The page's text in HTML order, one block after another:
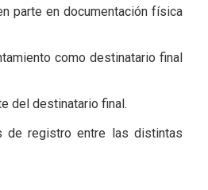
parte en documentación física
como destinatario final
del destinatario final.
de registro entre las distintas